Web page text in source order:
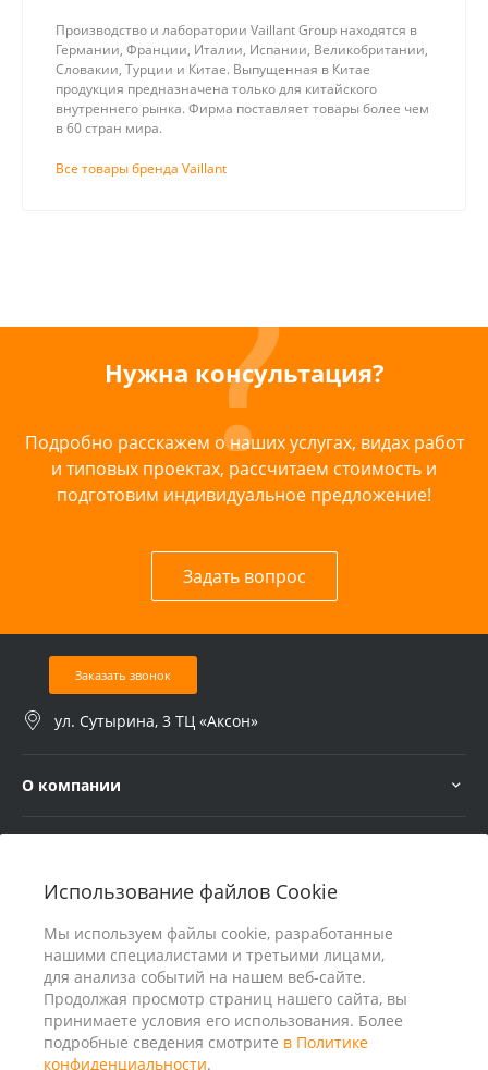
Использование файлов Cookie
Мы используем файлы cookie, разработанные
нашими специалистами и третьими лицами,
для анализа событий на нашем веб-сайте.
Продолжая просмотр страниц нашего сайта, вы
принимаете условия его использования. Более
подробные сведения смотрите в Политике
конфиденциальности.
Производство и лаборатории Vaillant Group находятся в
Германии, Франции, Италии, Испании, Великобритании,
Словакии, Турции и Китае. Выпущенная в Китае
продукция предназначена только для китайского
внутреннего рынка. Фирма поставляет товары более чем
в 60 стран мира.
Все товары бренда Vaillant
Нужна консультация?
Подробно расскажем о наших услугах, видах работ
и типовых проектах, рассчитаем стоимость и
подготовим индивидуальное предложение!
Задать вопрос
Заказать звонок
ул. Сутырина, 3 ТЦ «Аксон»
О компании